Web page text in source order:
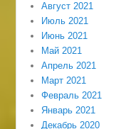
Август 2021
Июль 2021
Июнь 2021
Май 2021
Апрель 2021
Март 2021
Февраль 2021
Январь 2021
Декабрь 2020